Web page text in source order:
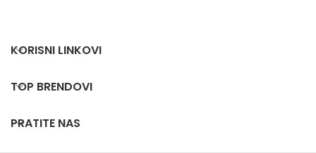
KORISNI LINKOVI
TOP BRENDOVI
PRATITE NAS